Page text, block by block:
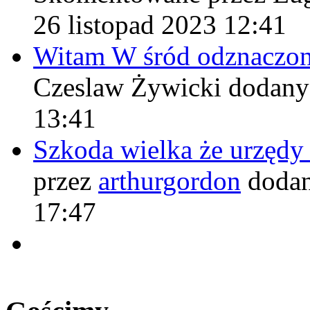
26 listopad 2023 12:41
Witam W śród
Czeslaw Żywicki
13:41
Szkoda wielka że
przez arthurgordon
17:47